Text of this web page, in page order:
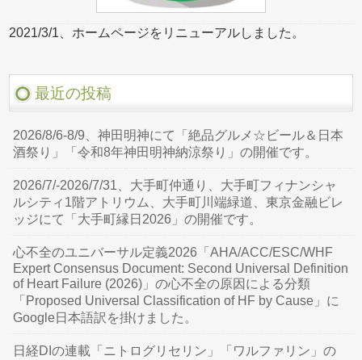
2021/3/1、ホームページをリニューアルしました。
最近の投稿
2026/8/6-8/9、神田明神にて「絶品グルメ☆ビール＆日本
酒祭り」「令和8年神田明神納涼祭り」の開催です。
2026/7/-2026/7/31、大手町仲通り、大手町フィナンシャ
ルシティ1階アトリウム、大手町川端緑道、東京金融ビレ
ッジにて「大手町縁日2026」の開催です。
心不全のユニバーサル定義2026「AHA/ACC/ESC/WHF
Expert Consensus Document: Second Universal Definition
of Heart Failure (2026)」の心不全の原因による分類
「Proposed Universal Classification of HF by Cause」に
Google日本語訳を掛けました。
日経DIの連載「ニトログリセリン」「ワルファリン」の